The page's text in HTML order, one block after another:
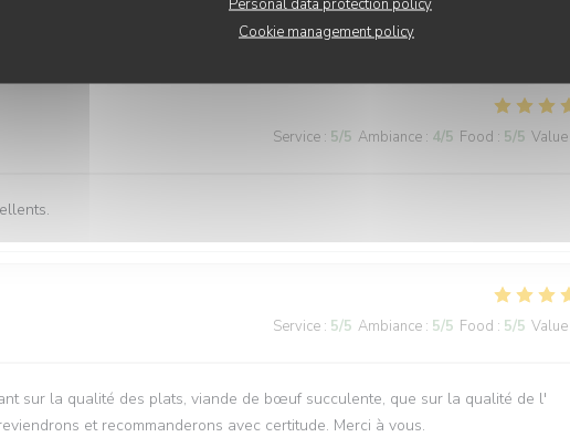
Cookie management policy
et service, plats délicieux et copieux
Service : 5/5 Ambiance : 4/5 Food : 5/5 Value
Service : 5/5 Ambiance : 5/5 Food : 5/5 Value
sur la qualité des plats, viande de bœuf succulente, que sur la qualité de l'
et recommanderons avec certitude. Merci à vous.